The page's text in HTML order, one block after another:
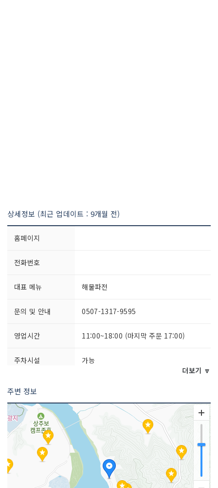
상세정보 (최근 업데이트 : 9개월 전)
홈페이지
전화번호
대표 메뉴 해물파전
문의 및 안내 0507-1317-9595
영업시간 11:00~18:00 (마지막 주문 17:00)
주차시설 가능
취급 메뉴
도토리무침 / 상도비빔밥 / 잔치국수 / 정
인허가번호 20220797047
더보기 🔽
주변 정보